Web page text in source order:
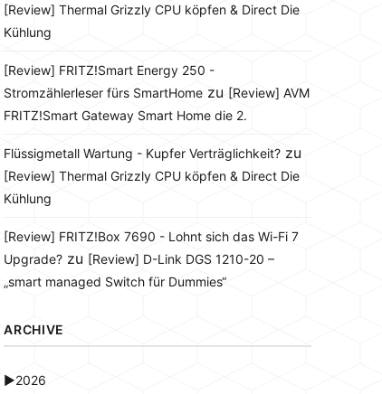
[Review] Thermal Grizzly CPU köpfen & Direct Die
Kühlung
[Review] FRITZ!Smart Energy 250 -
Stromzählerleser fürs SmartHome zu [Review] AVM
FRITZ!Smart Gateway Smart Home die 2.
Flüssigmetall Wartung - Kupfer Verträglichkeit? zu
[Review] Thermal Grizzly CPU köpfen & Direct Die
Kühlung
[Review] FRITZ!Box 7690 - Lohnt sich das Wi-Fi 7
Upgrade? zu [Review] D-Link DGS 1210-20 –
„smart managed Switch für Dummies“
ARCHIVE
►2026